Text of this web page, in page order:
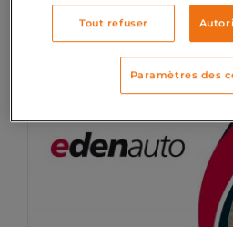
Goodness
montée en
des équipes
Études de cas
Tout refuser
Paramètres des